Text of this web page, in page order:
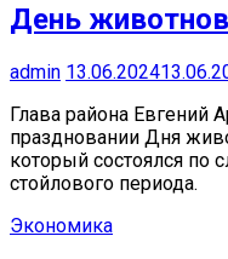
День
admin 13.06.2024
Глава района Евгений
праздновании Дня
который состоялся по
стойлового периода.
Экономика